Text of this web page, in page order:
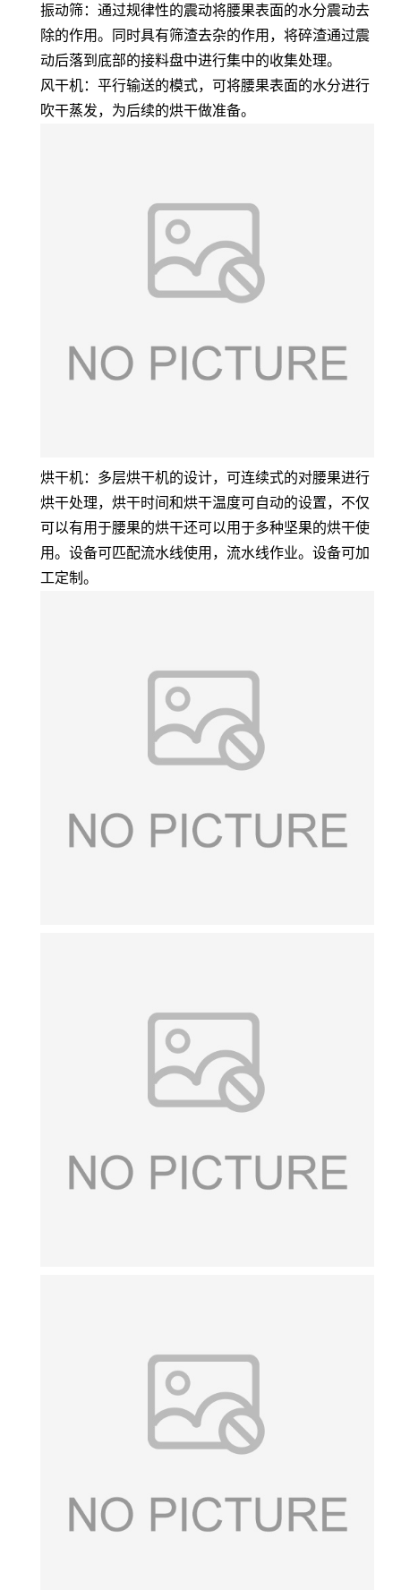
振动筛：通过规律性的震动将腰果表面的水分震动去
除的作用。同时具有筛渣去杂的作用，将碎渣通过震
动后落到底部的接料盘中进行集中的收集处理。
风干机：平行输送的模式，可将腰果表面的水分进行
吹干蒸发，为后续的烘干做准备。
烘干机：多层烘干机的设计，可连续式的对腰果进行
烘干处理，烘干时间和烘干温度可自动的设置，不仅
可以有用于腰果的烘干还可以用于多种坚果的烘干使
用。设备可匹配流水线使用，流水线作业。设备可加
工定制。